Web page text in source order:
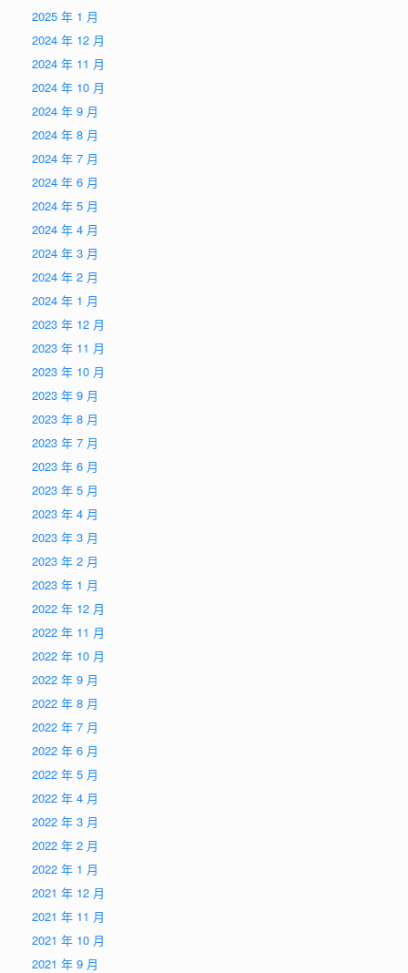
2025 年 1 月
2024 年 12 月
2024 年 11 月
2024 年 10 月
2024 年 9 月
2024 年 8 月
2024 年 7 月
2024 年 6 月
2024 年 5 月
2024 年 4 月
2024 年 3 月
2024 年 2 月
2024 年 1 月
2023 年 12 月
2023 年 11 月
2023 年 10 月
2023 年 9 月
2023 年 8 月
2023 年 7 月
2023 年 6 月
2023 年 5 月
2023 年 4 月
2023 年 3 月
2023 年 2 月
2023 年 1 月
2022 年 12 月
2022 年 11 月
2022 年 10 月
2022 年 9 月
2022 年 8 月
2022 年 7 月
2022 年 6 月
2022 年 5 月
2022 年 4 月
2022 年 3 月
2022 年 2 月
2022 年 1 月
2021 年 12 月
2021 年 11 月
2021 年 10 月
2021 年 9 月